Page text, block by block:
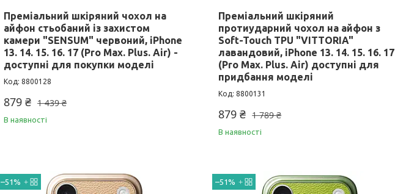
Преміальний шкіряний чохол на
айфон стьобаний із захистом
камери "SENSUM" червоний, iPhone
13. 14. 15. 16. 17 (Pro Max. Plus. Air) -
доступні для покупки моделі
8800128
1 439 ₴
879 ₴
В наявності
Преміальний шкіряний
протиударний чохол на айфон з
Soft-Touch TPU "VITTORIA"
лавандовий, iPhone 13. 14. 15. 16. 17
(Pro Max. Plus. Air) доступні для
придбання моделі
8800131
1 789 ₴
879 ₴
В наявності
–51% –51%